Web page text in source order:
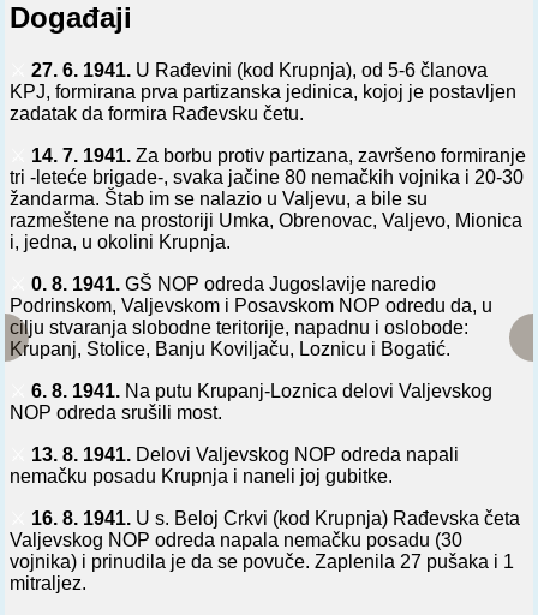
Događaji
27. 6. 1941. U Rađevini (kod Krupnja), od 5-6 članova
KPJ, formirana prva partizanska jedinica, kojoj je postavljen
zadatak da formira Rađevsku četu.
14. 7. 1941. Za borbu protiv partizana, završeno formiranje
tri -leteće brigade-, svaka jačine 80 nemačkih vojnika i 20-30
žandarma. Štab im se nalazio u Valjevu, a bile su
razmeštene na prostoriji Umka, Obrenovac, Valjevo, Mionica
i, jedna, u okolini Krupnja.
0. 8. 1941. GŠ NOP odreda Jugoslavije naredio
Podrinskom, Valjevskom i Posavskom NOP odredu da, u
cilju stvaranja slobodne teritorije, napadnu i oslobode:
Krupanj, Stolice, Banju Koviljaču, Loznicu i Bogatić.
6. 8. 1941. Na putu Krupanj-Loznica delovi Valjevskog
NOP odreda srušili most.
13. 8. 1941. Delovi Valjevskog NOP odreda napali
nemačku posadu Krupnja i naneli joj gubitke.
16. 8. 1941. U s. Beloj Crkvi (kod Krupnja) Rađevska četa
Valjevskog NOP odreda napala nemačku posadu (30
vojnika) i prinudila je da se povuče. Zaplenila 27 pušaka i 1
mitraljez.